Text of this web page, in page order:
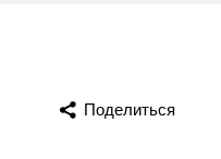
Поделиться